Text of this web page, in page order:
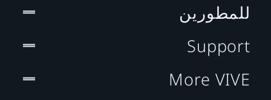
للمطورين
Support
More VIVE